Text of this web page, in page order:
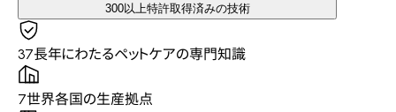
300以上特許取得済みの技術
37長年にわたるペットケアの専門知識
7世界各国の生産拠点